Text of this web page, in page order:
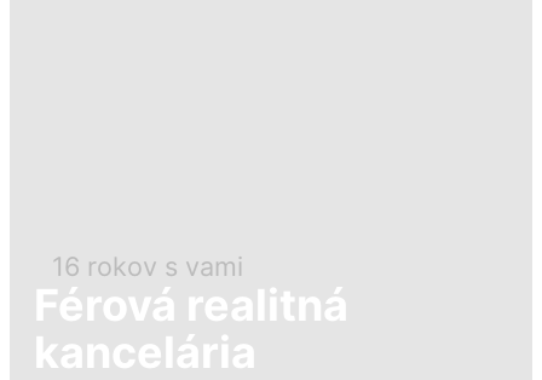
16 rokov s vami
Férová realitná
kancelária